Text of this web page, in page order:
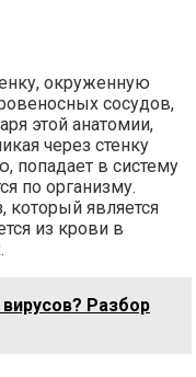
окруженную
сосудов,
этой анатомии,
через стенку
попадает в систему
по организму.
который является
из крови в
Разбор